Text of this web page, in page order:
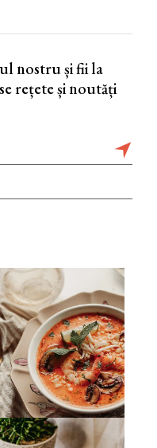
nostru și fii la
rețete și noutăți